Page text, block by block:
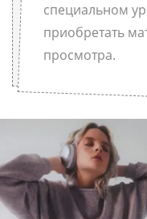
специальном
приобретать
просмотра.